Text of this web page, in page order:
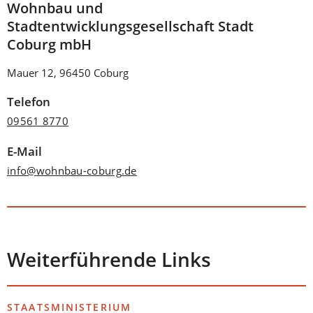
Wohnbau und
Stadtentwicklungsgesellschaft Stadt
Coburg mbH
Mauer 12, 96450 Coburg
Telefon
09561 8770
E-Mail
info wohnbau-coburg de
Weiterführende Links
STAATSMINISTERIUM